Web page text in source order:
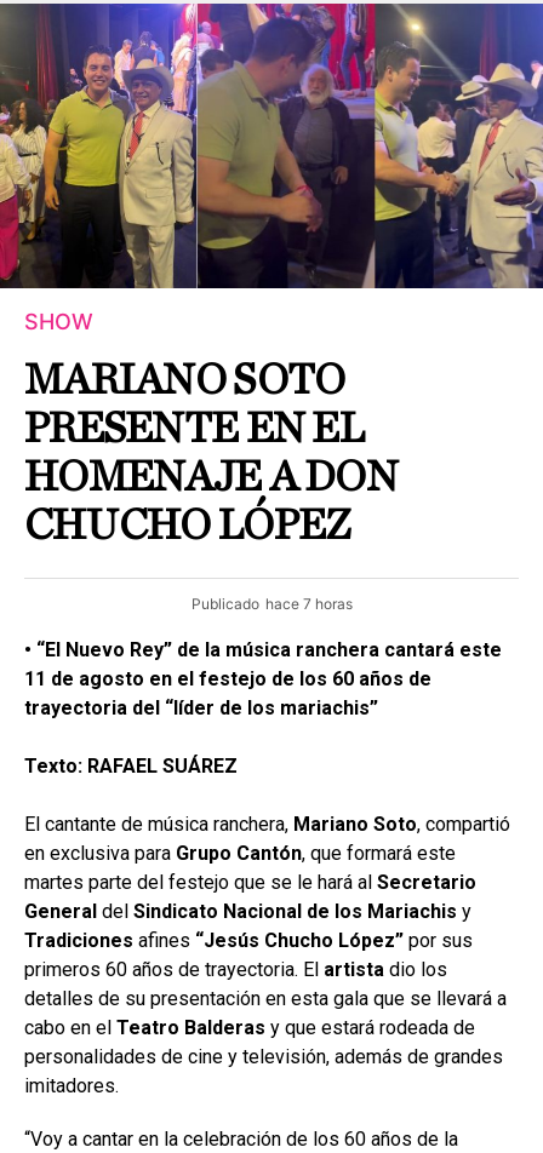
SHOW
MARIANO SOTO
PRESENTE EN EL
HOMENAJE A DON
CHUCHO LÓPEZ
Publicado hace 7 horas
• “El Nuevo Rey” de la música ranchera cantará este
11 de agosto en el festejo de los 60 años de
trayectoria del “líder de los mariachis”
Texto: RAFAEL SUÁREZ
El cantante de música ranchera, Mariano Soto, compartió
en exclusiva para Grupo Cantón, que formará este
martes parte del festejo que se le hará al Secretario
General del Sindicato Nacional de los Mariachis y
Tradiciones afines “Jesús Chucho López” por sus
primeros 60 años de trayectoria. El artista dio los
detalles de su presentación en esta gala que se llevará a
cabo en el Teatro Balderas y que estará rodeada de
personalidades de cine y televisión, además de grandes
imitadores.
“Voy a cantar en la celebración de los 60 años de la